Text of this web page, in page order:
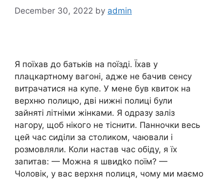
December 30, 2022 by admin
Я поїхав до батьків на поїзді. Їхав у
плацкартному вагоні, адже не бачив сенсу
витрачатися на купе. У мене був квиток на
верхню полицю, дві нижні полиці були
зайняті літніми жінками. Я одразу заліз
нагору, щоб нікого не тіснити. Панночки весь
цей час сиділи за столиком, чаювали і
розмовляли. Коли настав час обіду, я їх
запитав: — Можна я швидkо поїм? —
Чоловік, у вас верхня nолиця, чому ми маємо